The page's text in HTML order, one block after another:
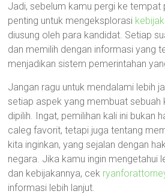
Jadi, sebelum kamu pergi ke tempat
penting untuk mengeksplorasi
diusung oleh para kandidat. Setiap
dan memilih dengan informasi yang
menjadikan sistem pemerintahan
Jangan ragu untuk mendalami lebih
setiap aspek yang membuat sebuah
dipilih. Ingat, pemilihan kali ini bukan
caleg favorit, tetapi juga tentang
kita inginkan, yang sejalan dengan
negara. Jika kamu ingin mengetahui
dan kebijakannya, cek
informasi lebih lanjut.